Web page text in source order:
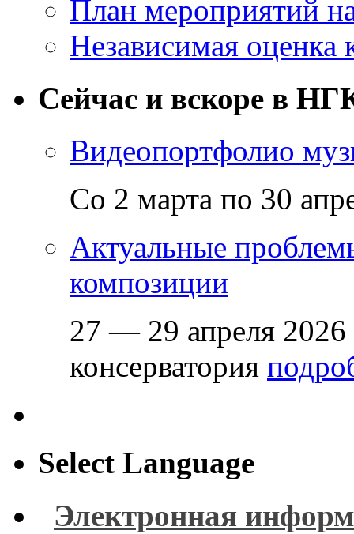
План мероприятий
Независимая оценка
Сейчас и вскоре в
Видеопортфолио
Со 2 марта по 30
Актуальные
композиции
27 — 29 апреля 2026
консерватория
Select Language
Электронная